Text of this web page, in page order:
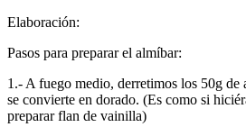
Elaboración:
Pasos para preparar el almíbar:
1.- A fuego medio, derretimos los 50g de
se convierte en dorado. (Es como si
preparar flan de vainilla)